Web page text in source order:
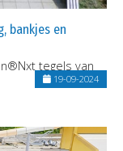
bankjes en
tegels van
19-09-2024